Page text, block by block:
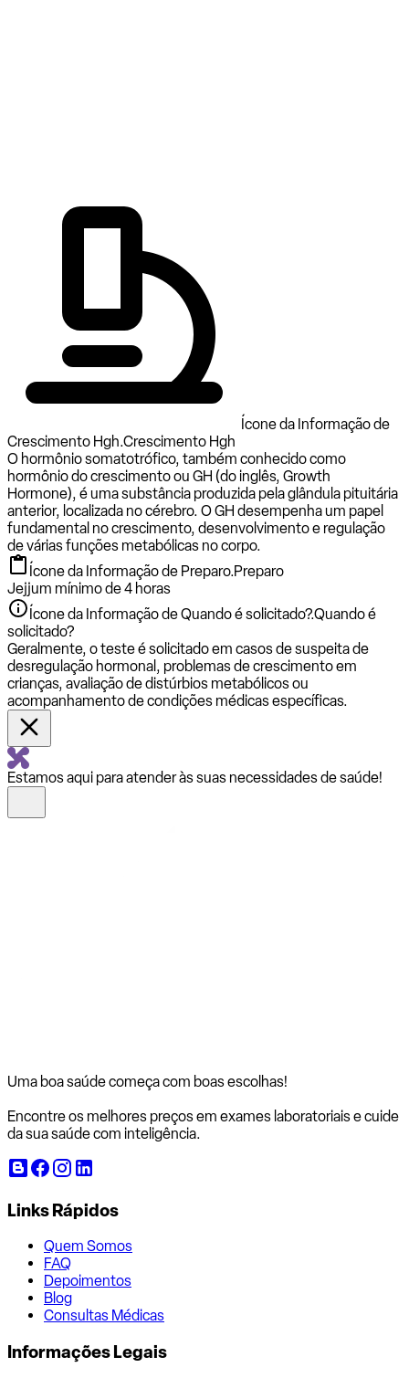
Ícone da Informação de
Crescimento Hgh.Crescimento Hgh
O hormônio somatotrófico, também conhecido como
hormônio do crescimento ou GH (do inglês, Growth
Hormone), é uma substância produzida pela glândula pituitária
anterior, localizada no cérebro. O GH desempenha um papel
fundamental no crescimento, desenvolvimento e regulação
de várias funções metabólicas no corpo.
Ícone da Informação de Preparo.Preparo
Jejjum mínimo de 4 horas
Ícone da Informação de Quando é solicitado?.Quando é
solicitado?
Geralmente, o teste é solicitado em casos de suspeita de
desregulação hormonal, problemas de crescimento em
crianças, avaliação de distúrbios metabólicos ou
acompanhamento de condições médicas específicas.
Estamos aqui para atender às suas necessidades de saúde!
Uma boa saúde começa com boas escolhas!
Encontre os melhores preços em exames laboratoriais e cuide
da sua saúde com inteligência.
Links Rápidos
Quem Somos
FAQ
Depoimentos
Blog
Consultas Médicas
Informações Legais